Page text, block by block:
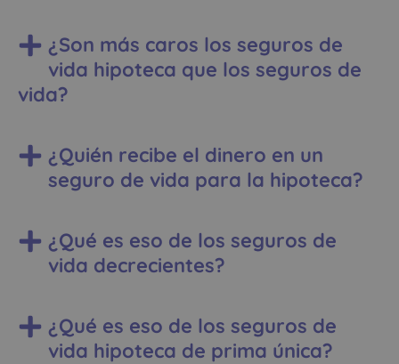
¿Son más caros los seguros de
vida hipoteca que los seguros de
vida?
¿Quién recibe el dinero en un
seguro de vida para la hipoteca?
¿Qué es eso de los seguros de
vida decrecientes?
¿Qué es eso de los seguros de
vida hipoteca de prima única?